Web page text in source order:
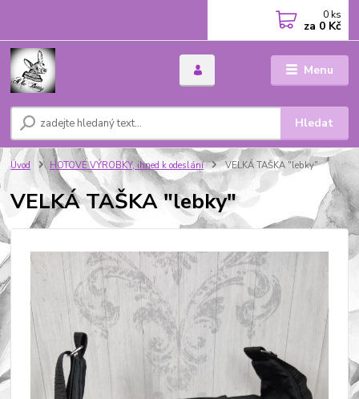
Menu
Hledat
0 ks
za 0 Kč
Úvod HOTOVÉ VÝROBKY, ihned k odeslání VELKÁ TAŠKA "lebky"
VELKÁ TAŠKA "lebky"